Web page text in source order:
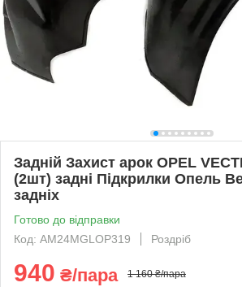
Задній Захист арок OPEL
(2шт) задні Підкрилки Опель
задніх
Готово до відправки
Код: AM24MGLOP319
Роздріб
940 ₴/пара 1 160 ₴/пара